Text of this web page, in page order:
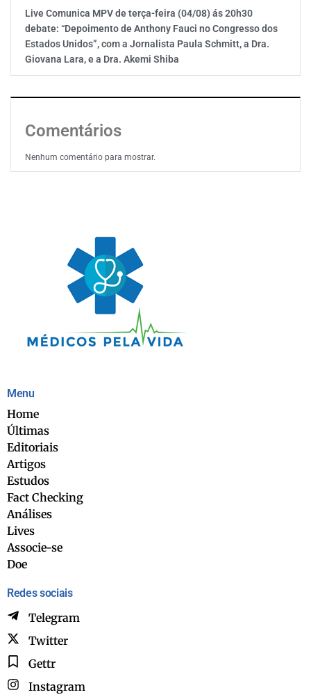
Live Comunica MPV de terça-feira (04/08) ás 20h30
debate: “Depoimento de Anthony Fauci no Congresso dos
Estados Unidos”, com a Jornalista Paula Schmitt, a Dra.
Giovana Lara, e a Dra. Akemi Shiba
Comentários
Nenhum comentário para mostrar.
Menu
Home
Últimas
Editoriais
Artigos
Estudos
Fact Checking
Análises
Lives
Associe-se
Doe
Redes sociais
Telegram
Twitter
Gettr
Instagram